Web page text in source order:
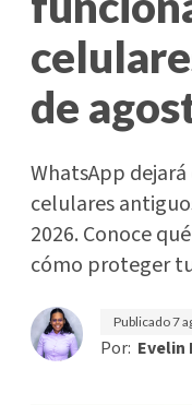
de
WhatsApp
celulares
2026. Conoce
cómo proteger
Publicado7
Por: Evelin